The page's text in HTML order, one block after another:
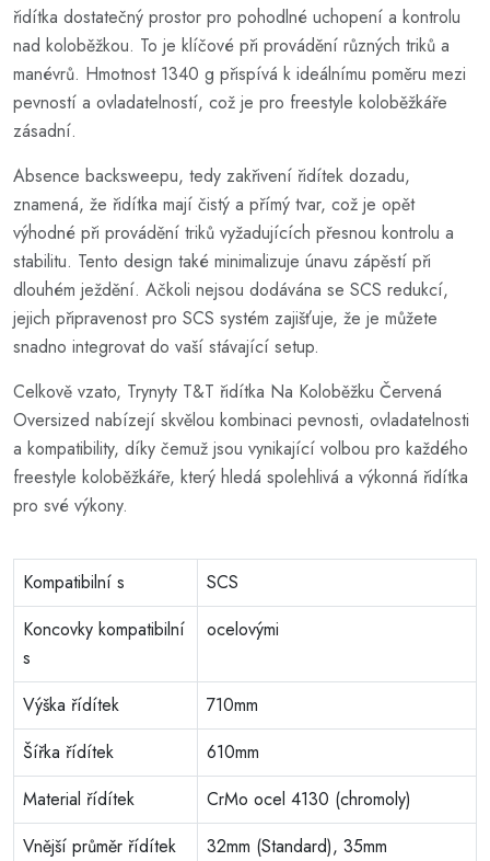
řidítka dostatečný prostor pro pohodlné uchopení a kontrolu
nad koloběžkou. To je klíčové při provádění různých triků a
manévrů. Hmotnost 1340 g přispívá k ideálnímu poměru mezi
pevností a ovladatelností, což je pro freestyle koloběžkáře
zásadní.
Absence backsweepu, tedy zakřivení řidítek dozadu,
znamená, že řidítka mají čistý a přímý tvar, což je opět
výhodné při provádění triků vyžadujících přesnou kontrolu a
stabilitu. Tento design také minimalizuje únavu zápěstí při
dlouhém ježdění. Ačkoli nejsou dodávána se SCS redukcí,
jejich připravenost pro SCS systém zajišťuje, že je můžete
snadno integrovat do vaší stávající setup.
Celkově vzato, Trynyty T&T řidítka Na Koloběžku Červená
Oversized nabízejí skvělou kombinaci pevnosti, ovladatelnosti
a kompatibility, díky čemuž jsou vynikající volbou pro každého
freestyle koloběžkáře, který hledá spolehlivá a výkonná řidítka
pro své výkony.
Kompatibilní s
SCS
Koncovky kompatibilní
s
ocelovými
Výška řídítek
710mm
Šířka řídítek
610mm
Material řídítek
CrMo ocel 4130 (chromoly)
Vnější průměr řídítek
32mm (Standard), 35mm